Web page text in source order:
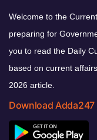
Welcome to the
preparing for
you to read the Daily
based on current
2026 article.
Download Adda247